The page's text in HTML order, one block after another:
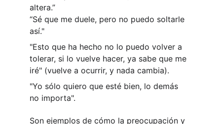
altera.”
“Sé que me duele, pero no puedo soltarle
así."
"Esto que ha hecho no lo puedo volver a
tolerar, si lo vuelve hacer, ya sabe que me
iré" (vuelve a ocurrir, y nada cambia).
"Yo sólo quiero que esté bien, lo demás
no importa".
Son ejemplos de cómo la preocupación y